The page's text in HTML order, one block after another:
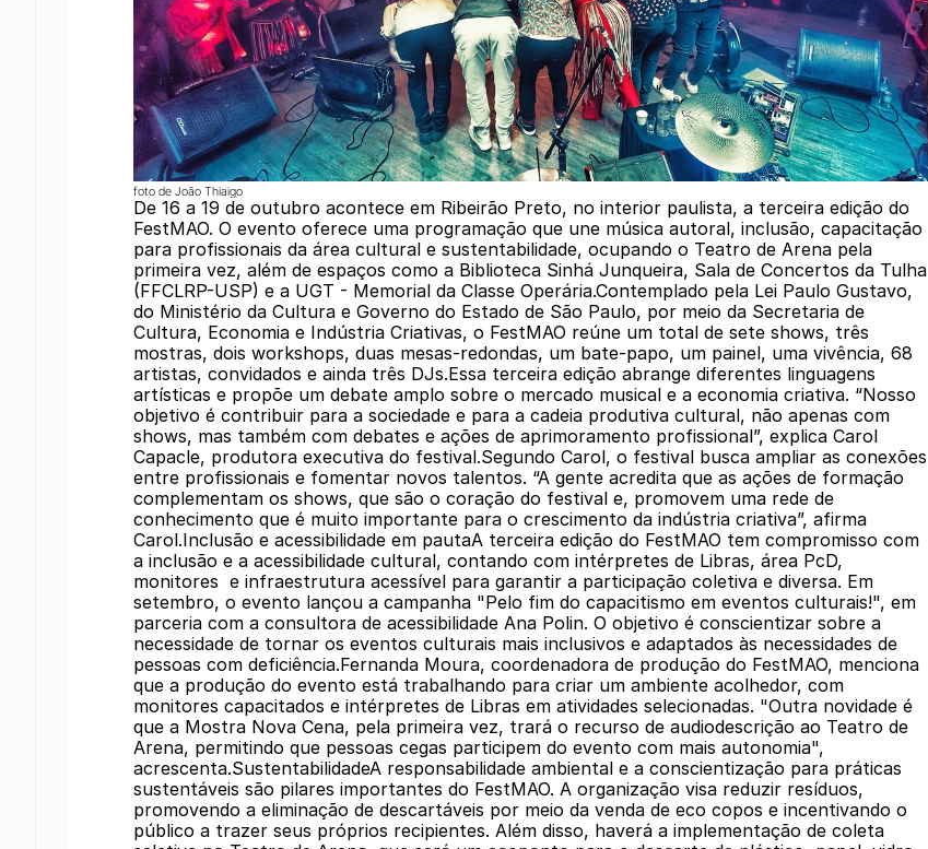
foto de João Thiaigo
De 16 a 19 de outubro acontece em Ribeirão Preto, no interior paulista, a terceira edição do
FestMAO. O evento oferece uma programação que une música autoral, inclusão, capacitação
para profissionais da área cultural e sustentabilidade, ocupando o Teatro de Arena pela
primeira vez, além de espaços como a Biblioteca Sinhá Junqueira, Sala de Concertos da Tulha
(FFCLRP-USP) e a UGT - Memorial da Classe Operária.Contemplado pela Lei Paulo Gustavo,
do Ministério da Cultura e Governo do Estado de São Paulo, por meio da Secretaria de
Cultura, Economia e Indústria Criativas, o FestMAO reúne um total de sete shows, três
mostras, dois workshops, duas mesas-redondas, um bate-papo, um painel, uma vivência, 68
artistas, convidados e ainda três DJs.Essa terceira edição abrange diferentes linguagens
artísticas e propõe um debate amplo sobre o mercado musical e a economia criativa. “Nosso
objetivo é contribuir para a sociedade e para a cadeia produtiva cultural, não apenas com
shows, mas também com debates e ações de aprimoramento profissional”, explica Carol
Capacle, produtora executiva do festival.Segundo Carol, o festival busca ampliar as conexões
entre profissionais e fomentar novos talentos. “A gente acredita que as ações de formação
complementam os shows, que são o coração do festival e, promovem uma rede de
conhecimento que é muito importante para o crescimento da indústria criativa”, afirma
Carol.Inclusão e acessibilidade em pautaA terceira edição do FestMAO tem compromisso com
a inclusão e a acessibilidade cultural, contando com intérpretes de Libras, área PcD,
monitores e infraestrutura acessível para garantir a participação coletiva e diversa. Em
setembro, o evento lançou a campanha "Pelo fim do capacitismo em eventos culturais!", em
parceria com a consultora de acessibilidade Ana Polin. O objetivo é conscientizar sobre a
necessidade de tornar os eventos culturais mais inclusivos e adaptados às necessidades de
pessoas com deficiência.Fernanda Moura, coordenadora de produção do FestMAO, menciona
que a produção do evento está trabalhando para criar um ambiente acolhedor, com
monitores capacitados e intérpretes de Libras em atividades selecionadas. "Outra novidade é
que a Mostra Nova Cena, pela primeira vez, trará o recurso de audiodescrição ao Teatro de
Arena, permitindo que pessoas cegas participem do evento com mais autonomia",
acrescenta.SustentabilidadeA responsabilidade ambiental e a conscientização para práticas
sustentáveis são pilares importantes do FestMAO. A organização visa reduzir resíduos,
promovendo a eliminação de descartáveis por meio da venda de eco copos e incentivando o
público a trazer seus próprios recipientes. Além disso, haverá a implementação de coleta